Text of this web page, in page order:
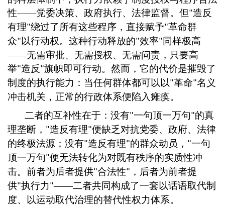
性——党委决策、政府执行、法律监督。但"造反
有理"绕过了所有这些程序，直接赋予"革命群
众" 以行动权。这种行动释放的"效率" 同样极高
——无需审批、无需授权、无需问责，只要高
举"造反 "旗帜即可行动。然而，它的代价是摧毁了
制度的执行能力：当任何群体都可以以"革命"名义
冲击机关，正常的行政体系便陷入瘫痪。
二者的互补性在于：没有"一句顶一万句"的真
理垄断， "造反有理"便缺乏对抗党委、政府、法律
的终极法源；没有"造反有理"的群众动员， "一句
顶一万句"便无法转化为对既有秩序的实质性冲
击。前者为后者提供"合法性" ，后者为前者提
供"执行力"——二者共同构成了一套以话语取代制
度、以运动取代治理的替代性权力体系。